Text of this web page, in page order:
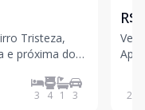
cobertas e 01
01 suíte com
3 4 1 3
R$
230